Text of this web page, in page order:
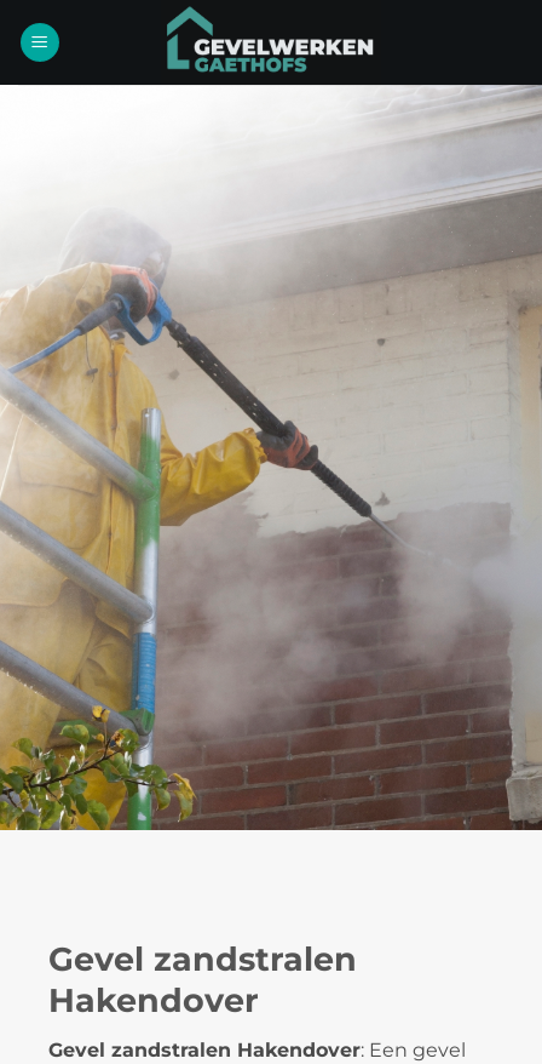
naar
Gevel zandstralen
Hakendover
Gevel zandstralen Hakendover: Een gevel